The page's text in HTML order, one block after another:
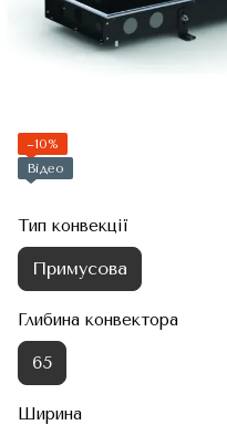
−10%
Відео
Тип конвекції
Примусова
Глибина конвектора
65
Ширина